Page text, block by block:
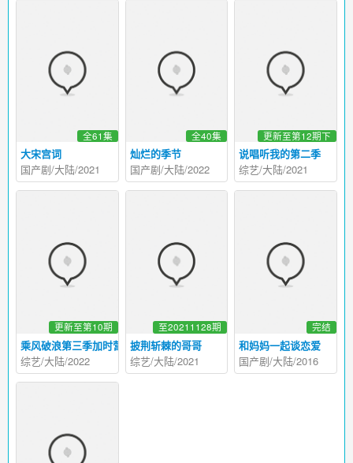
大宋宫词
全61集
国产剧/大陆/2021
灿烂的季节
全40集
国产剧/大陆/2022
说唱听我的第二季
更新至第12期下
综艺/大陆/2021
乘风破浪第三季加时营业
更新至第10期
综艺/大陆/2022
披荆斩棘的哥哥
至20211128期
综艺/大陆/2021
和妈妈一起谈恋爱
完结
国产剧/大陆/2016